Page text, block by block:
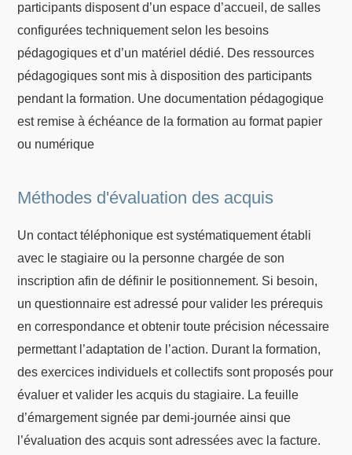
participants disposent d’un espace d’accueil, de salles
configurées techniquement selon les besoins
pédagogiques et d’un matériel dédié. Des ressources
pédagogiques sont mis à disposition des participants
pendant la formation. Une documentation pédagogique
est remise à échéance de la formation au format papier
ou numérique
Méthodes d'évaluation des acquis
Un contact téléphonique est systématiquement établi
avec le stagiaire ou la personne chargée de son
inscription afin de définir le positionnement. Si besoin,
un questionnaire est adressé pour valider les prérequis
en correspondance et obtenir toute précision nécessaire
permettant l’adaptation de l’action. Durant la formation,
des exercices individuels et collectifs sont proposés pour
évaluer et valider les acquis du stagiaire. La feuille
d’émargement signée par demi-journée ainsi que
l’évaluation des acquis sont adressées avec la facture.